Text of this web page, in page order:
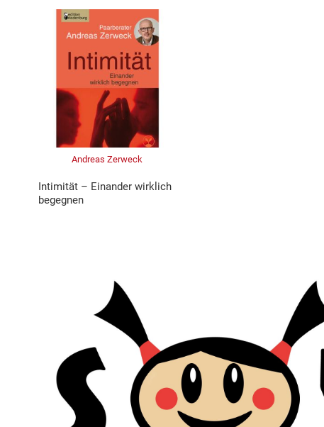
Andreas Zerweck
Intimität – Einander wirklich
begegnen